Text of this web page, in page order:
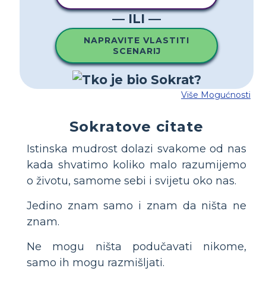
— ILI —
NAPRAVITE VLASTITI
SCENARIJ
Više Mogućnosti
Sokratove citate
Istinska mudrost dolazi svakome od nas
kada shvatimo koliko malo razumijemo
o životu, samome sebi i svijetu oko nas.
Jedino znam samo i znam da ništa ne
znam.
Ne mogu ništa podučavati nikome,
samo ih mogu razmišljati.